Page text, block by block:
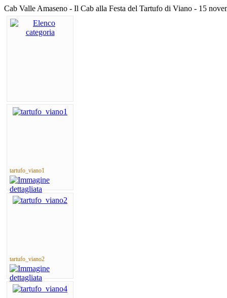
Cab Valle Amaseno - Il Cab alla Festa del Tartufo di Viano - 15
tartufo_viano1
tartufo_viano2